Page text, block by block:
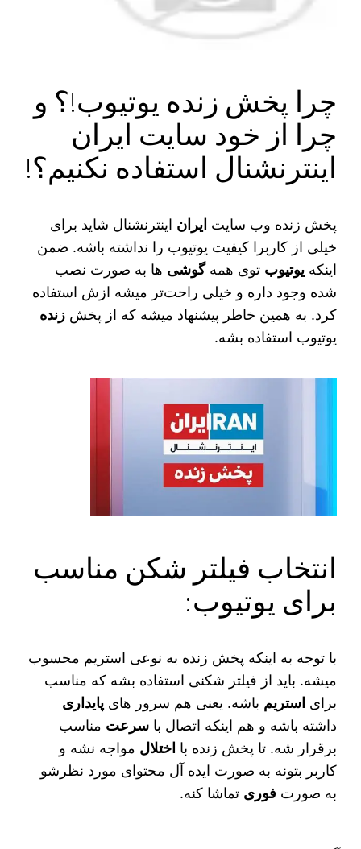
چرا پخش زنده یوتیوب!؟ و
چرا از خود سایت ایران
اینترنشنال استفاده نکنیم؟!
پخش زنده وب سایت ایران اینترنشنال شاید برای
خیلی از کاربرا کیفیت یوتیوب را نداشته باشه. ضمن
اینکهیوتیوب توی همهگوشی‌ ها به صورت نصب
شده وجود داره و خیلی راحت‌تر میشه ازش استفاده
کرد. به همین خاطر پیشنهاد میشه که از پخشزنده
یوتیوب استفاده بشه.
انتخاب فیلتر شکن مناسب
برای یوتیوب:
با توجه به اینکه پخش زنده به نوعی استریم محسوب
میشه. باید از فیلتر شکنی استفاده بشه که مناسب
برای استریم باشه. یعنی هم سرور هایپایداری
داشته باشه و هم اینکه اتصال باسرعت مناسب
برقرار شه. تا پخش زنده با اختلال مواجه نشه و
کاربر بتونه به صورت ایده آل محتوای مورد نظرشو
به صورت فوری تماشا کنه.